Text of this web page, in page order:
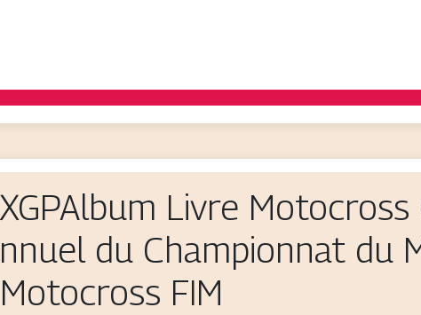
Livre Motocross
du Championnat du
Motocross FIM